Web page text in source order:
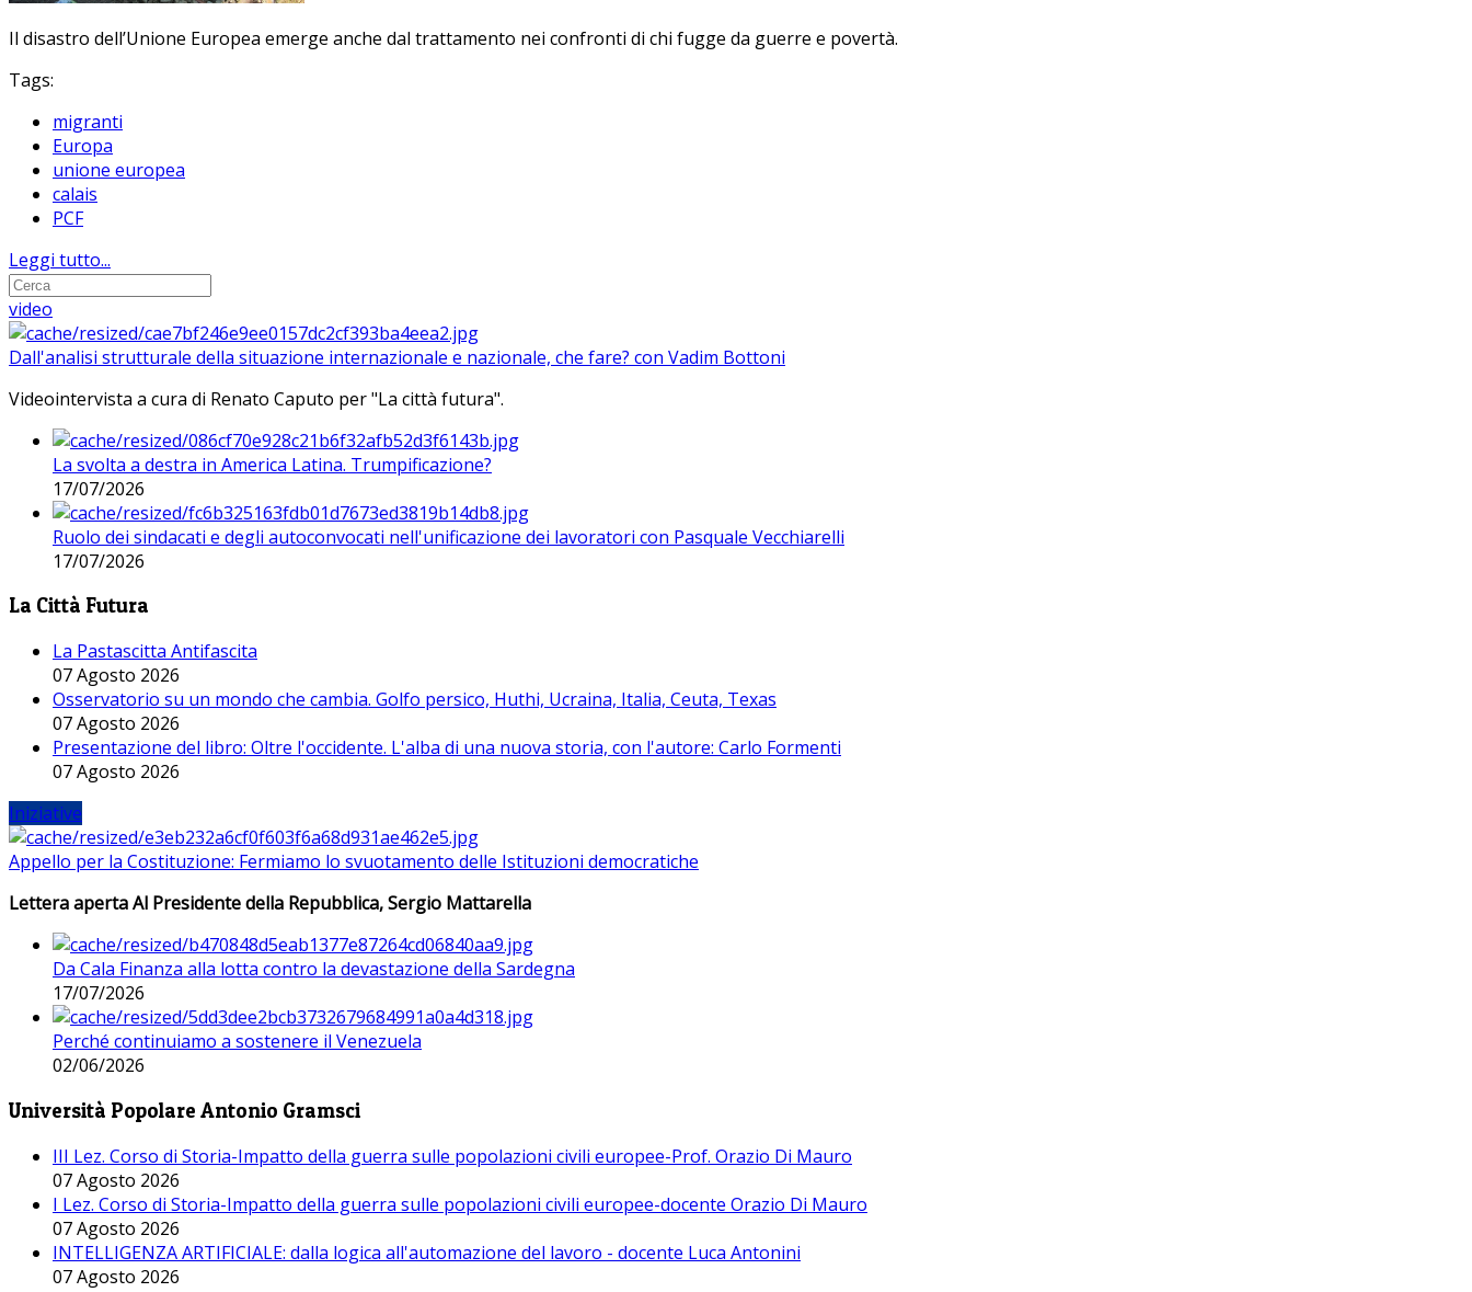
Il disastro dell’Unione Europea emerge anche dal trattamento nei confronti di chi fugge da guerre e povertà.
Tags:
migranti
Europa
unione europea
calais
PCF
Leggi tutto...
video
Dall'analisi strutturale della situazione internazionale e nazionale, che fare? con Vadim Bottoni
Videointervista a cura di Renato Caputo per "La città futura".
La svolta a destra in America Latina. Trumpificazione?
17/07/2026
Ruolo dei sindacati e degli autoconvocati nell'unificazione dei lavoratori con Pasquale Vecchiarelli
17/07/2026
La Città Futura
La Pastascitta Antifascita
07 Agosto 2026
Osservatorio su un mondo che cambia. Golfo persico, Huthi, Ucraina, Italia, Ceuta, Texas
07 Agosto 2026
Presentazione del libro: Oltre l'occidente. L'alba di una nuova storia, con l'autore: Carlo Formenti
07 Agosto 2026
Iniziative
Appello per la Costituzione: Fermiamo lo svuotamento delle Istituzioni democratiche
Lettera aperta Al Presidente della Repubblica, Sergio Mattarella
Da Cala Finanza alla lotta contro la devastazione della Sardegna
17/07/2026
Perché continuiamo a sostenere il Venezuela
02/06/2026
Università Popolare Antonio Gramsci
III Lez. Corso di Storia-Impatto della guerra sulle popolazioni civili europee-Prof. Orazio Di Mauro
07 Agosto 2026
I Lez. Corso di Storia-Impatto della guerra sulle popolazioni civili europee-docente Orazio Di Mauro
07 Agosto 2026
INTELLIGENZA ARTIFICIALE: dalla logica all'automazione del lavoro - docente Luca Antonini
07 Agosto 2026